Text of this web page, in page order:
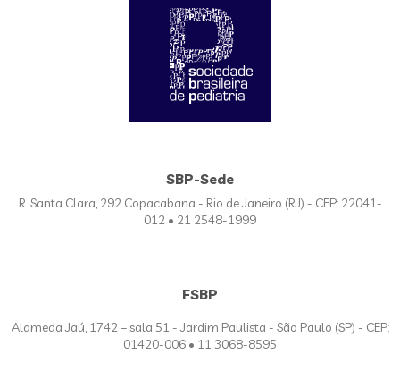
SBP-Sede
R. Santa Clara, 292 Copacabana - Rio de Janeiro (RJ) - CEP: 22041-
012 • 21 2548-1999
FSBP
Alameda Jaú, 1742 – sala 51 - Jardim Paulista - São Paulo (SP) - CEP:
01420-006 • 11 3068-8595